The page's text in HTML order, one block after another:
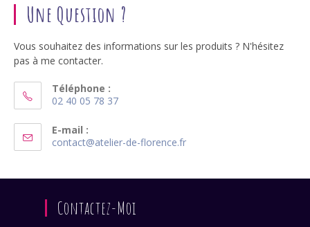
Une Question ?
Vous souhaitez des informations sur les produits ? N'hésitez
pas à me contacter.
Téléphone :
02 40 05 78 37
dans
votre
E-mail :
contact@atelier-de-florence.frS’ouvre
application
Contactez-Moi